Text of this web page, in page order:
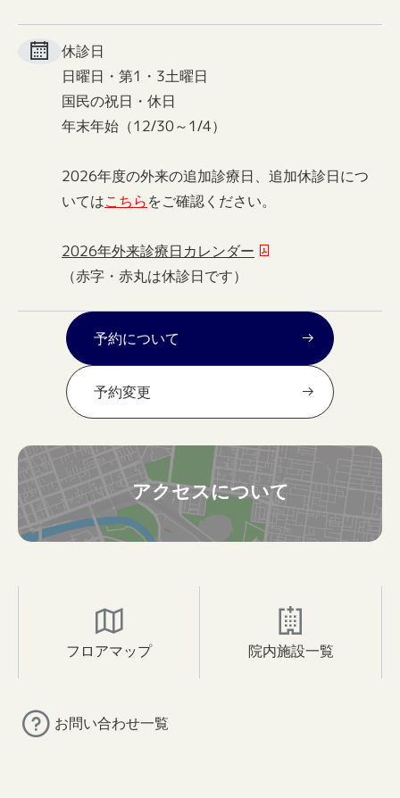
休診日
日曜日・第1・3土曜日
国民の祝日・休日
年末年始（12/30～1/4）
2026年度の外来の追加診療日、追加休診日につ
いてはこちらをご確認ください。
2026年外来診療日カレンダー
（赤字・赤丸は休診日です）
予約について
予約変更
アクセスについて
フロアマップ 院内施設一覧
お問い合わせ一覧